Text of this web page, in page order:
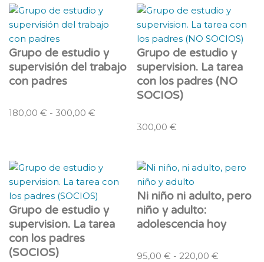
Grupo de estudio y
supervisión del trabajo
con padres
180,00 € - 300,00 €
Grupo de estudio y
supervision. La tarea
con los padres (NO
SOCIOS)
300,00€
Grupo de estudio y
supervision. La tarea
con los padres
(SOCIOS)
Ni niño ni adulto, pero
niño y adulto:
adolescencia hoy
95,00€ - 220,00€